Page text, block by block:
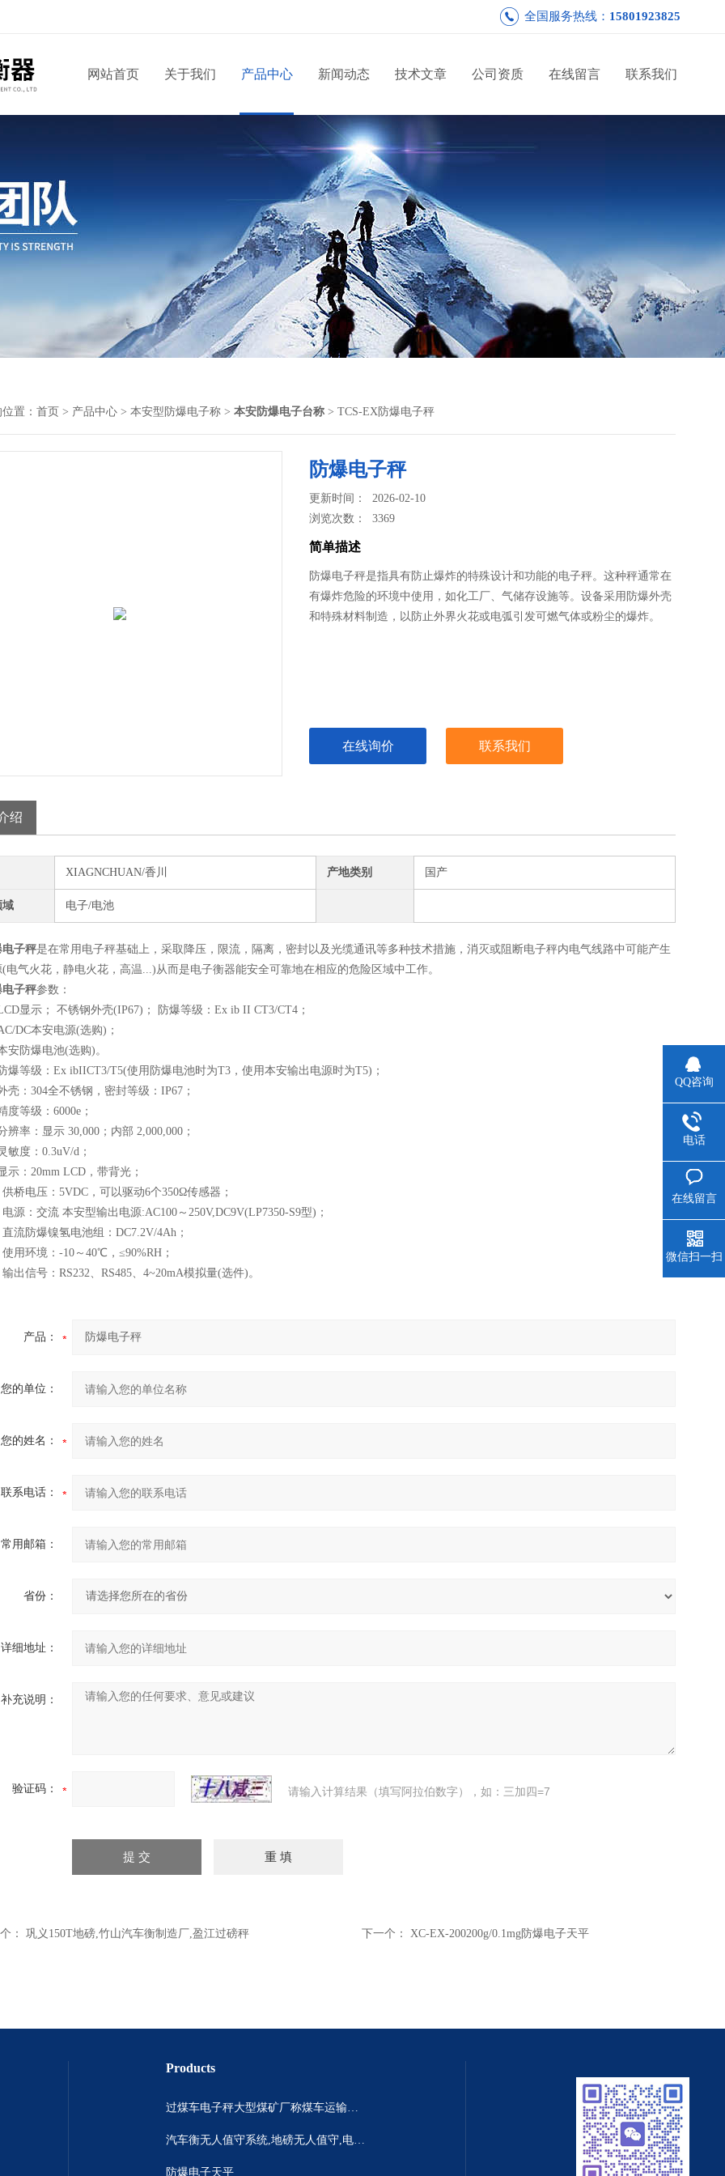
全国服务热线： 15801923825
网站首页 关于我们 产品中心 新闻动态 技术文章 公司资质 在线留言 联系我们
置： 首页 > 产品中心 > 本安型防爆电子称 > 本安防爆电子台称 > TCS-EX防爆电子秤
防爆电子秤
更新时间： 2026-02-10
浏览次数：3369
简单描述
防爆电子秤是指具有防止爆炸的特殊设计和功能的电子秤。这种秤通常在
有爆炸危险的环境中使用，如化工厂、气储存设施等。设备采用防爆外壳
和特殊材料制造，以防止外界火花或电弧引发可燃气体或粉尘的爆炸。
在线询价 联系我们
绍
XIAGNCHUAN/香川 产地类别 国产
域 电子/电池
电子秤是在常用电子秤基础上，采取降压，限流，隔离，密封以及光缆通讯等多种技术措施，消灭或阻断电子秤内电气线路中可能产生
电气火花，静电火花，高温...)从而是电子衡器能安全可靠地在相应的危险区域中工作。
电子秤参数：
显示； 不锈钢外壳(IP67)； 防爆等级：Ex ib II CT3/CT4；
本安电源(选购)；
防爆电池(选购)。
等级：Ex ibIICT3/T5(使用防爆电池时为T3，使用本安输出电源时为T5)；
：304全不锈钢，密封等级：IP67；
等级：6000e；
率：显示 30,000；内部 2,000,000；
度：0.3uV/d；
：20mm LCD，带背光；
电压：5VDC，可以驱动6个350Ω传感器；
：交流 本安型输出电源:AC100～250V,DC9V(LP7350-S9型)；
防爆镍氢电池组：DC7.2V/4Ah；
环境：-10～40℃，≤90%RH；
信号：RS232、RS485、4~20mA模拟量(选件)。
产品：
您的单位：
您的姓名：
联系电话：
常用邮箱：
省份：
详细地址：
补充说明：
验证码： 请输入计算结果（填写阿拉伯数字），如：三加四=7
： 巩义150T地磅,竹山汽车衡制造厂,盈江过磅秤 下一个： XC-EX-200200g/0.1mg防爆电子天平
Products
过煤车电子秤大型煤矿厂称煤车运输过120吨汽车过磅称~山西晋城市150吨卡车过磅称.内蒙古重型100吨货车过磅称
汽车衡无人值守系统,地磅无人值守,电子地磅无人值守智能化系统
防爆电子天平
QQ咨询
电话
在线留言
微信扫一扫